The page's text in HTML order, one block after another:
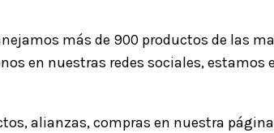
más de 900 productos de las
en nuestras redes sociales, estamos
alianzas, compras en nuestra